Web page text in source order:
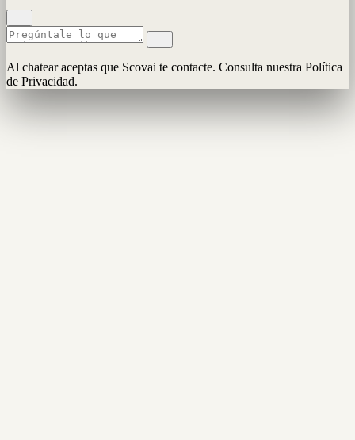
Al chatear aceptas que Scovai te contacte. Consulta nuestra Política
de Privacidad.